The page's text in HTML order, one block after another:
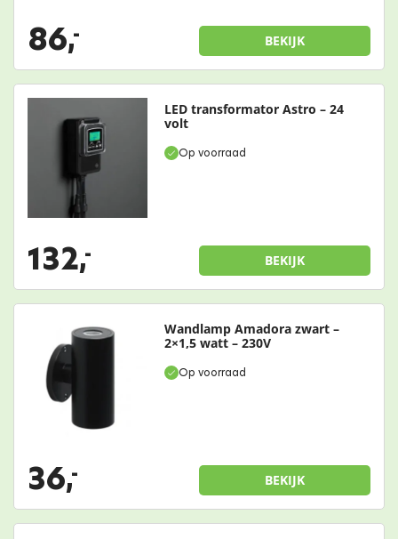
86,- BEKIJK
Op voorraad
LED transformator Astro – 24
volt
132,- BEKIJK
Op voorraad
Wandlamp Amadora zwart –
2×1,5 watt – 230V
36,- BEKIJK